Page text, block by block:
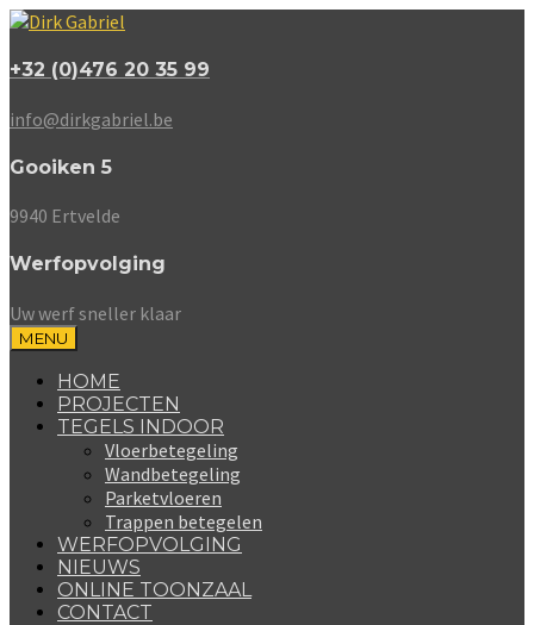
+32 (0)476 20 35 99
info@dirkgabriel.be
Gooiken 5
9940 Ertvelde
Werfopvolging
Uw werf sneller klaar
MENU
HOME
PROJECTEN
TEGELS INDOOR
Vloerbetegeling
Wandbetegeling
Parketvloeren
Trappen betegelen
WERFOPVOLGING
NIEUWS
ONLINE TOONZAAL
CONTACT